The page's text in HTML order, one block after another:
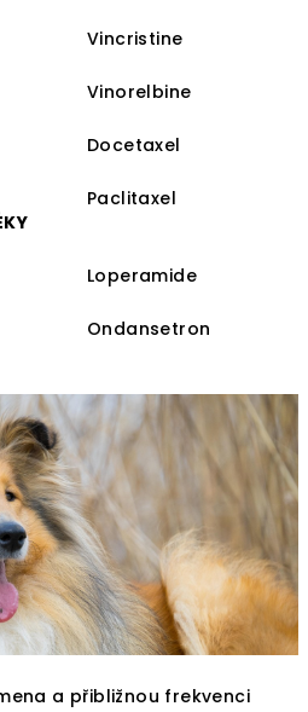
Vincristine
Vinorelbine
Docetaxel
Paclitaxel
Loperamide
Ondansetron
a přibližnou frekvenci